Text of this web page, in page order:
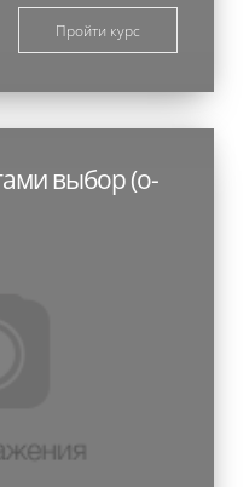
Пройти курс
выбор (о-